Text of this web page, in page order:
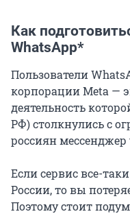
Как
WhatsApp*
Пользователи
корпорации Meta —
деятельность
РФ) столкнулись с
россиян мессенджер
Если сервис все-
России, то вы
Поэтому стоит